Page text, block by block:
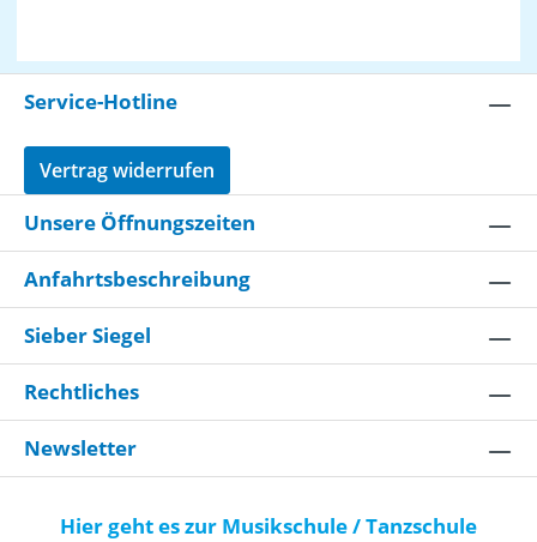
Service-Hotline
Vertrag widerrufen
Unsere Öffnungszeiten
Anfahrtsbeschreibung
Sieber Siegel
Rechtliches
Newsletter
Hier geht es zur Musikschule / Tanzschule